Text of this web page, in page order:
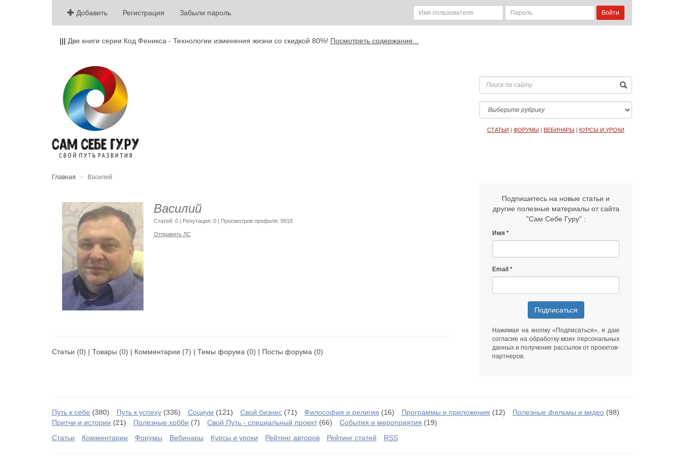
Добавить Регистрация Забыли пароль Войти
||| Две книги серии Код Феникса - Технологии изменения жизни со скидкой 80%! Посмотреть содержание...
СТАТЬИ | ФОРУМЫ | ВЕБИНАРЫ | КУРСЫ И УРОКИ
Главная Василий
Василий
Cтатей: 0 | Репутация: 0 | Просмотров профиля: 9918
Отправить ЛС
Статьи (0) | Товары (0) | Комментарии (7) | Темы форума (0) | Посты форума (0)
Подпишитесь на новые статьи и
другие полезные материалы от сайта
"Сам Себе Гуру" :
Имя
Email
Подписаться
Нажимая на кнопку «Подписаться», я даю
согласие на обработку моих персональных
данных и получение рассылок от проектов-
партнеров.
Путь к себе (380) Путь к успеху (336) Социум (121) Свой бизнес (71) Философия и религия (16) Программы и приложения (12) Полезные фильмы и видео (98)
Притчи и истории (21) Полезные хобби (7) Свой Путь - специальный проект(66) События и мероприятия (19)
Статьи
Комментарии Форумы Вебинары Курсы и уроки Рейтинг авторов Рейтинг статей RSS